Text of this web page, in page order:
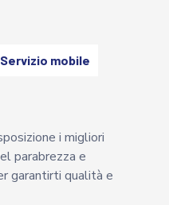
Servizio mobile
i migliori
parabrezza e
garantirti qualità e